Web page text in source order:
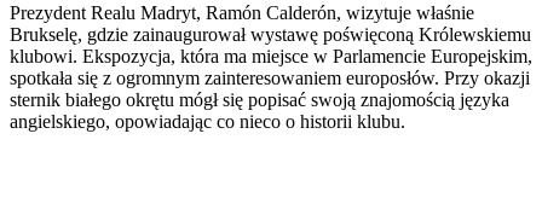
Prezydent Realu Madryt, Ramón Calderón, wizytuje właśnie
Brukselę, gdzie zainaugurował wystawę poświęconą Królewskiemu
klubowi. Ekspozycja, która ma miejsce w Parlamencie Europejskim,
spotkała się z ogromnym zainteresowaniem europosłów. Przy okazji
sternik białego okrętu mógł się popisać swoją znajomością języka
angielskiego, opowiadając co nieco o historii klubu.